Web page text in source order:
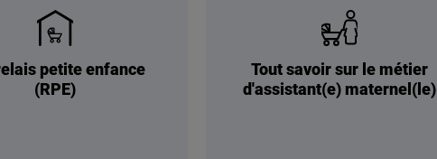
petite enfance
(RPE)
Tout savoir sur le métier
d'assistant(e) maternel(le)